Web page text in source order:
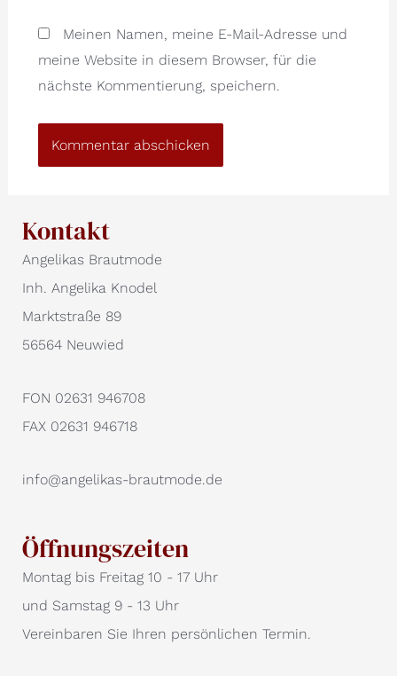
Meinen Namen, meine E-Mail-Adresse und
meine Website in diesem Browser, für die
nächste Kommentierung, speichern.
Kontakt
Angelikas Brautmode
Inh. Angelika Knodel
Marktstraße 89
56564 Neuwied
FON 02631 946708
FAX 02631 946718
info@angelikas-brautmode.de
Öffnungszeiten
Montag bis Freitag 10 - 17 Uhr
und Samstag 9 - 13 Uhr
Vereinbaren Sie Ihren persönlichen Termin.